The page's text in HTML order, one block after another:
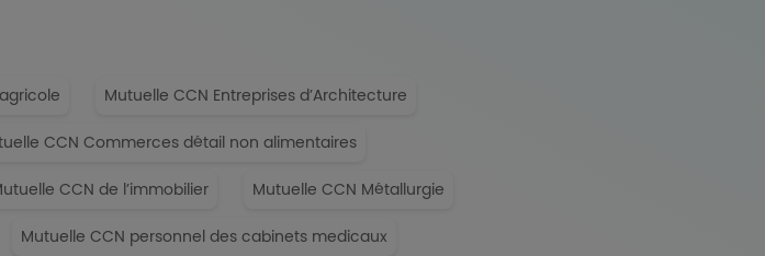
Mutuelle CCN Entreprises d’Architecture
CCN Commerces détail non alimentaires
CCN de l’immobilier Mutuelle CCN Métallurgie
Mutuelle CCN personnel des cabinets medicaux